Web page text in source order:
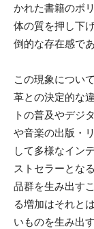
かれた書籍のボ
体の質を押し下
倒的な存在感であ
この現象につい
革との決定的な
トの普及やデジ
や音楽の出版・
して多様なイン
ストセラーとな
品群を生み出す
る増加はそれと
いものを生み出